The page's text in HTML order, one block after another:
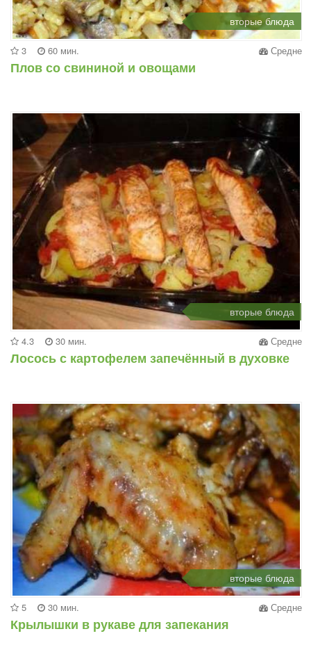
вторые блюда
3 60 мин. Средне
Плов со свининой и овощами
вторые блюда
4.3 30 мин. Средне
Лосось с картофелем запечённый в духовке
вторые блюда
5 30 мин. Средне
Крылышки в рукаве для запекания